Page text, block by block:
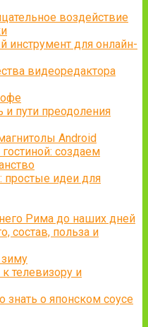
воздействие
инструмент для онлайн-
видеоредактора
пути преодоления
Android
создаем
простые идеи для
Рима до наших дней
состав, польза и
зиму
телевизору и
знать о японском соусе